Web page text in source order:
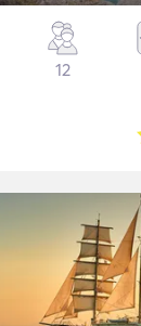
12